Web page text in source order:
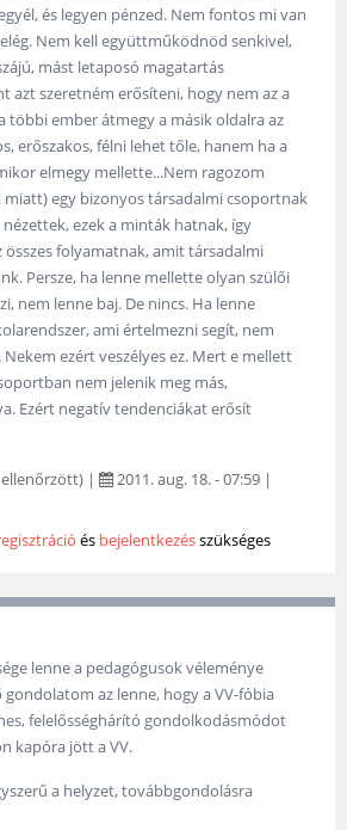
és legyen pénzed. Nem fontos mi van
Nem kell együttműködnöd senkivel,
mást letaposó magatartás
azt szeretném erősíteni, hogy nem az a
többi ember átmegy a másik oldalra az
erőszakos, félni lehet tőle, hanem ha a
elmegy mellette...Nem ragozom
egy bizonyos társadalmi csoportnak
ezek a minták hatnak, így
összes folyamatnak, amit társadalmi
Persze, ha lenne mellette olyan szülői
nem lenne baj. De nincs. Ha lenne
ami értelmezni segít, nem
Nekem ezért veszélyes ez. Mert e mellett
nem jelenik meg más,
Ezért negatív tendenciákat erősít
| 2011. aug. 18. - 07:59 |
és bejelentkezésszükséges
lenne a pedagógusok véleménye
az lenne, hogy a VV-fóbia
felelősséghárító gondolkodásmódot
kapóra jött a VV.
a helyzet, továbbgondolásra